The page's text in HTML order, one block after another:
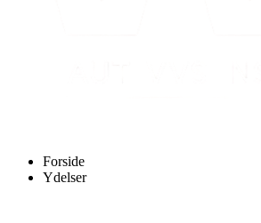
Forside
Ydelser